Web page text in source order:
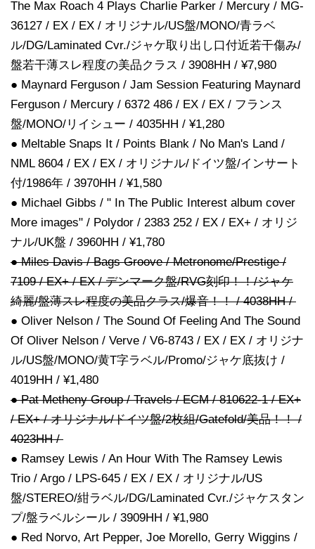
The Max Roach 4 Plays Charlie Parker / Mercury / MG-
36127 / EX / EX / オリジナル/US盤/MONO/青ラベ
ル/DG/Laminated Cvr./ジャケ取り出し口付近若干傷み/
盤若干薄スレ程度の美品クラス / 3908HH / ¥7,980
● Maynard Ferguson / Jam Session Featuring Maynard
Ferguson / Mercury / 6372 486 / EX / EX / フランス
盤/MONO/リイシュー / 4035HH / ¥1,280
● Meltable Snaps It / Points Blank / No Man's Land /
NML 8604 / EX / EX / オリジナル/ドイツ盤/インサート
付/1986年 / 3970HH / ¥1,580
● Michael Gibbs / " In The Public Interest album cover
More images" / Polydor / 2383 252 / EX / EX+ / オリジ
ナル/UK盤 / 3960HH / ¥1,780
● Miles Davis / Bags Groove / Metronome/Prestige /
7109 / EX+ / EX / デンマーク盤/RVG刻印！！/ジャケ
綺麗/盤薄スレ程度の美品クラス/爆音！！ / 4038HH /
● Oliver Nelson / The Sound Of Feeling And The Sound
Of Oliver Nelson / Verve / V6-8743 / EX / EX / オリジナ
ル/US盤/MONO/黄T字ラベル/Promo/ジャケ底抜け /
4019HH / ¥1,480
● Pat Metheny Group / Travels / ECM / 810622-1 / EX+
/ EX+ / オリジナル/ドイツ盤/2枚組/Gatefold/美品！！ /
4023HH /
● Ramsey Lewis / An Hour With The Ramsey Lewis
Trio / Argo / LPS-645 / EX / EX / オリジナル/US
盤/STEREO/紺ラベル/DG/Laminated Cvr./ジャケスタン
プ/盤ラベルシール / 3909HH / ¥1,980
● Red Norvo, Art Pepper, Joe Morello, Gerry Wiggins /